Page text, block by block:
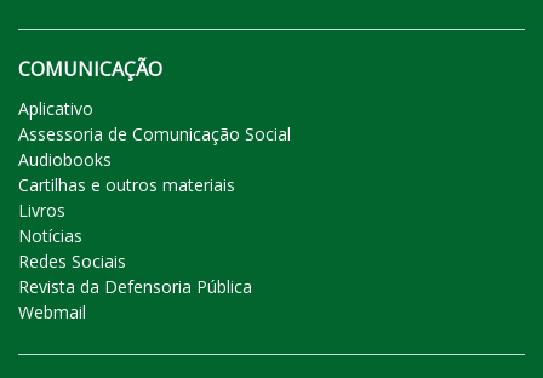
COMUNICAÇÃO
Aplicativo
Assessoria de Comunicação Social
Audiobooks
Cartilhas e outros materiais
Livros
Notícias
Redes Sociais
Revista da Defensoria Pública
Webmail